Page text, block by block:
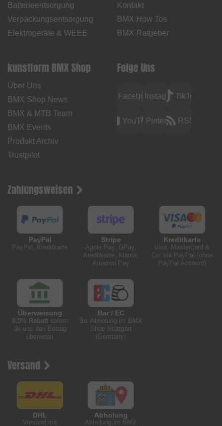
Batterieentsorgung
Verpackungsentsorgung
Elektrogeräte & WEEE
Kontakt
BMX How Tos
BMX Ratgeber
kunstform BMX Shop
Über Uns
BMX Shop News
BMX & MTB Team
BMX Events
Produkt Archiv
Trustpilot
Folge Uns
FacebookInstagramTikTok
YouTubePinterest RSS
Zahlungsweisen
PayPal
PayPal, Kreditkarte
Stripe
Apple Pay, GPay,
Kreditkarte, Klarna,
Amazon Pay
Kreditkarte
Visa, Mastercard &
Co. via PayPal (ohne
PayPal Account)
Überweisung
0,5% Rabatt sofern
du uns den Betrag
überweist
Bar / EC
Bei Abholung im BMX
Shop Stuttgart
(Germany)
Versand
DHL
Versand mit
Abholung
Abholung im BMX